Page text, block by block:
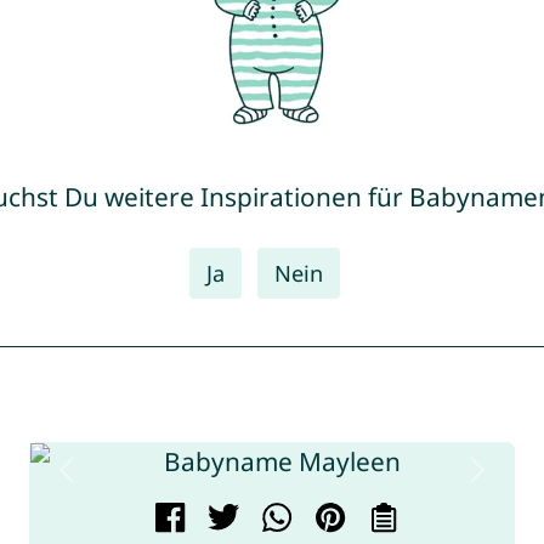
Du weitere Inspirationen für
Ja Nein